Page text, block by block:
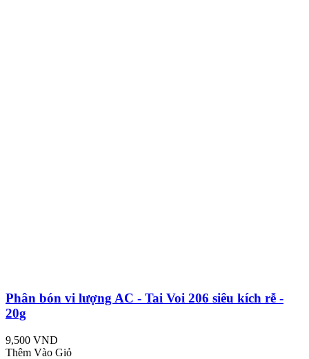
Phân bón vi lượng AC - Tai Voi 206 siêu kích rễ -
20g
9,500 VND
Thêm Vào Giỏ